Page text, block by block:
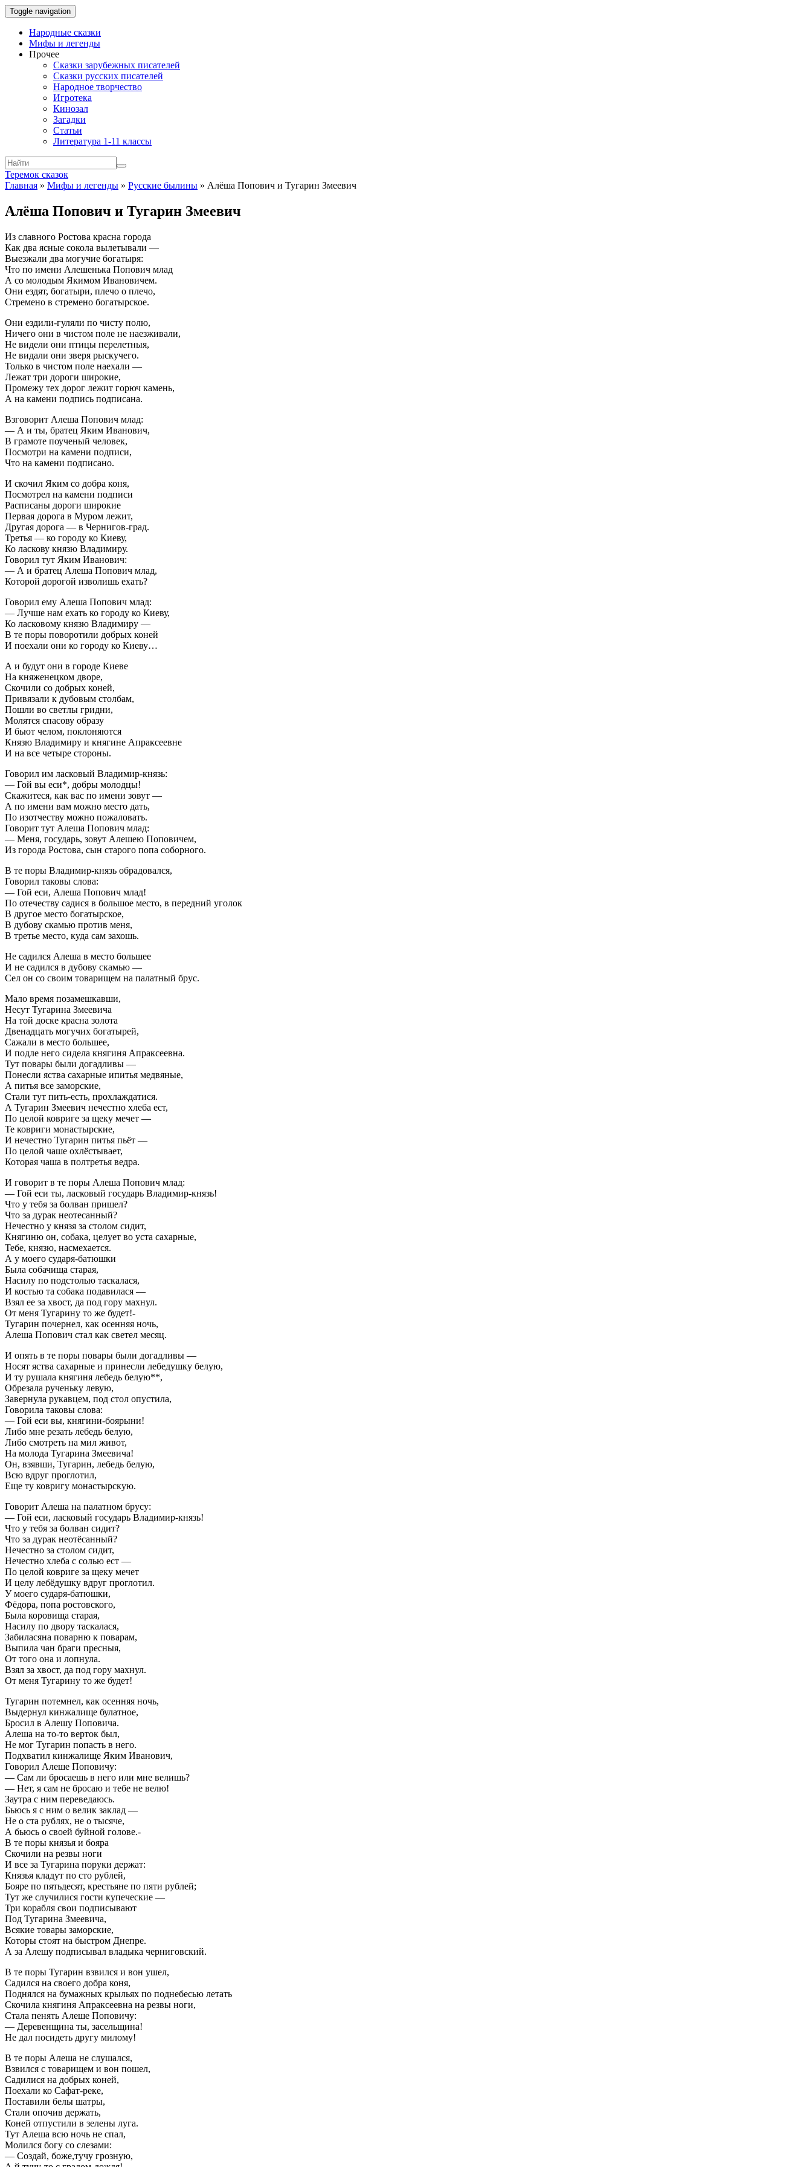
Toggle navigation
Народные сказки
Мифы и легенды
Прочее
Сказки зарубежных писателей
Сказки русских писателей
Народное творчество
Игротека
Кинозал
Загадки
Статьи
Литература 1-11 классы
Теремок сказок
Главная » Мифы и легенды » Русские былины » Алёша Попович и Тугарин Змеевич
Алёша Попович и Тугарин Змеевич
Из славного Ростова красна города
Как два ясные сокола вылетывали —
Выезжали два могучие богатыря:
Что по имени Алешенька Попович млад
А со молодым Якимом Ивановичем.
Они ездят, богатыри, плечо о плечо,
Стремено в стремено богатырское.
Они ездили-гуляли по чисту полю,
Ничего они в чистом поле не наезживали,
Не видели они птицы перелетныя,
Не видали они зверя рыскучего.
Только в чистом поле наехали —
Лежат три дороги широкие,
Промежу тех дорог лежит горюч камень,
А на камени подпись подписана.
Взговорит Алеша Попович млад:
— А и ты, братец Яким Иванович,
В грамоте поученый человек,
Посмотри на камени подписи,
Что на камени подписано.
И скочил Яким со добра коня,
Посмотрел на камени подписи
Расписаны дороги широкие
Первая дорога в Муром лежит,
Другая дорога — в Чернигов-град.
Третья — ко городу ко Киеву,
Ко ласкову князю Владимиру.
Говорил тут Яким Иванович:
— А и братец Алеша Попович млад,
Которой дорогой изволишь ехать?
Говорил ему Алеша Попович млад:
— Лучше нам ехать ко городу ко Киеву,
Ко ласковому князю Владимиру —
В те поры поворотили добрых коней
И поехали они ко городу ко Киеву…
А и будут они в городе Киеве
На княженецком дворе,
Скочили со добрых коней,
Привязали к дубовым столбам,
Пошли во светлы гридни,
Молятся спасову образу
И бьют челом, поклоняются
Князю Владимиру и княгине Апраксеевне
И на все четыре стороны.
Говорил им ласковый Владимир-князь:
— Гой вы еси*, добры молодцы!
Скажитеся, как вас по имени зовут —
А по имени вам можно место дать,
По изотчеству можно пожаловать.
Говорит тут Алеша Попович млад:
— Меня, государь, зовут Алешею Поповичем,
Из города Ростова, сын старого попа соборного.
В те поры Владимир-князь обрадовался,
Говорил таковы слова:
— Гой еси, Алеша Попович млад!
По отечеству садися в большое место, в передний уголок
В другое место богатырское,
В дубову скамью против меня,
В третье место, куда сам захошь.
Не садился Алеша в место большее
И не садился в дубову скамью —
Сел он со своим товарищем на палатный брус.
Мало время позамешкавши,
Несут Тугарина Змеевича
На той доске красна золота
Двенадцать могучих богатырей,
Сажали в место большее,
И подле него сидела княгиня Апраксеевна.
Тут повары были догадливы —
Понесли яства сахарные ипитья медвяные,
А питья все заморские,
Стали тут пить-есть, прохлаждатися.
А Тугарин Змеевич нечестно хлеба ест,
По целой ковриге за щеку мечет —
Те ковриги монастырские,
И нечестно Тугарин питья пьёт —
По целой чаше охлёстывает,
Которая чаша в полтретья ведра.
И говорит в те поры Алеша Попович млад:
— Гой еси ты, ласковый государь Владимир-князь!
Что у тебя за болван пришел?
Что за дурак неотесанный?
Нечестно у князя за столом сидит,
Княгиню он, собака, целует во уста сахарные,
Тебе, князю, насмехается.
А у моего сударя-батюшки
Была собачища старая,
Насилу по подстолью таскалася,
И костью та собака подавилася —
Взял ее за хвост, да под гору махнул.
От меня Тугарину то же будет!-
Тугарин почернел, как осенняя ночь,
Алеша Попович стал как светел месяц.
И опять в те поры повары были догадливы —
Носят яства сахарные и принесли лебедушку белую,
И ту рушала княгиня лебедь белую**,
Обрезала рученьку левую,
Завернула рукавцем, под стол опустила,
Говорила таковы слова:
— Гой еси вы, княгини-боярыни!
Либо мне резать лебедь белую,
Либо смотреть на мил живот,
На молода Тугарина Змеевича!
Он, взявши, Тугарин, лебедь белую,
Всю вдруг проглотил,
Еще ту ковригу монастырскую.
Говорит Алеша на палатном брусу:
— Гой еси, ласковый государь Владимир-князь!
Что у тебя за болван сидит?
Что за дурак неотёсанный?
Нечестно за столом сидит,
Нечестно хлеба с солью ест —
По целой ковриге за щеку мечет
И целу лебёдушку вдруг проглотил.
У моего сударя-батюшки,
Фёдора, попа ростовского,
Была коровища старая,
Насилу по двору таскалася,
Забиласяна поварню к поварам,
Выпила чан браги пресныя,
От того она и лопнула.
Взял за хвост, да под гору махнул.
От меня Тугарину то же будет!
Тугарин потемнел, как осенняя ночь,
Выдернул кинжалище булатное,
Бросил в Алешу Поповича.
Алеша на то-то верток был,
Не мог Тугарин попасть в него.
Подхватил кинжалище Яким Иванович,
Говорил Алеше Поповичу:
— Сам ли бросаешь в него или мне велишь?
— Нет, я сам не бросаю и тебе не велю!
Заутра с ним переведаюсь.
Бьюсь я с ним о велик заклад —
Не о ста рублях, не о тысяче,
А бьюсь о своей буйной голове.-
В те поры князья и бояра
Скочили на резвы ноги
И все за Тугарина поруки держат:
Князья кладут по сто рублей,
Бояре по пятьдесят, крестьяне по пяти рублей;
Тут же случилися гости купеческие —
Три корабля свои подписывают
Под Тугарина Змеевича,
Всякие товары заморские,
Которы стоят на быстром Днепре.
А за Алешу подписывал владыка черниговский.
В те поры Тугарин взвился и вон ушел,
Садился на своего добра коня,
Поднялся на бумажных крыльях по поднебесью летать
Скочила княгиня Апраксеевна на резвы ноги,
Стала пенять Алеше Поповичу:
— Деревенщина ты, засельщина!
Не дал посидеть другу милому!
В те поры Алеша не слушался,
Взвился с товарищем и вон пошел,
Садилися на добрых коней,
Поехали ко Сафат-реке,
Поставили белы шатры,
Стали опочив держать,
Коней отпустили в зелены луга.
Тут Алеша всю ночь не спал,
Молился богу со слезами:
— Создай, боже,тучу грозную,